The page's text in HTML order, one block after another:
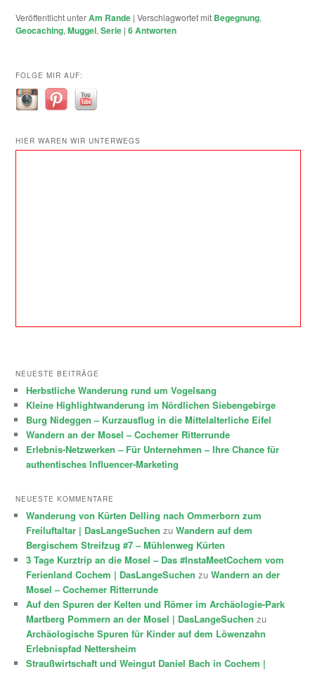
Veröffentlicht unterAm Rande |Verschlagwortet mit Begegnung,
Geocaching,Muggel,Serie |6Antworten
FOLGE MIR AUF:
HIER WAREN WIR UNTERWEGS
NEUESTE BEITRÄGE
Herbstliche Wanderung rund um Vogelsang
Kleine Highlightwanderung im Nördlichen Siebengebirge
Burg Nideggen – Kurzausflug in die Mittelalterliche Eifel
Wandern an der Mosel – Cochemer Ritterrunde
Erlebnis-Netzwerken – Für Unternehmen – Ihre Chance für
authentisches Influencer-Marketing
NEUESTE KOMMENTARE
Wanderung von Kürten Delling nach Ommerborn zum
Freiluftaltar | DasLangeSuchen zuWandern auf dem
Bergischem Streifzug #7 – Mühlenweg Kürten
3 Tage Kurztrip an die Mosel – Das #InstaMeetCochem vom
Ferienland Cochem | DasLangeSuchen zuWandern an der
Mosel – Cochemer Ritterrunde
Auf den Spuren der Kelten und Römer im Archäologie-Park
Martberg Pommern an der Mosel | DasLangeSuchen zu
Archäologische Spuren für Kinder auf dem Löwenzahn
Erlebnispfad Nettersheim
Straußwirtschaft und Weingut Daniel Bach in Cochem |